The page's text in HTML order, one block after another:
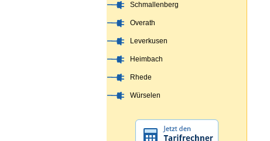
Schmallenberg
Overath
Leverkusen
Heimbach
Rhede
Würselen